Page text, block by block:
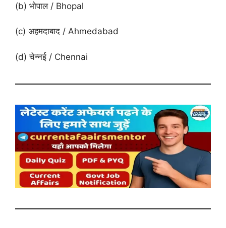
(b) भोपाल / Bhopal
(c) अहमदाबाद / Ahmedabad
(d) चेन्नई / Chennai